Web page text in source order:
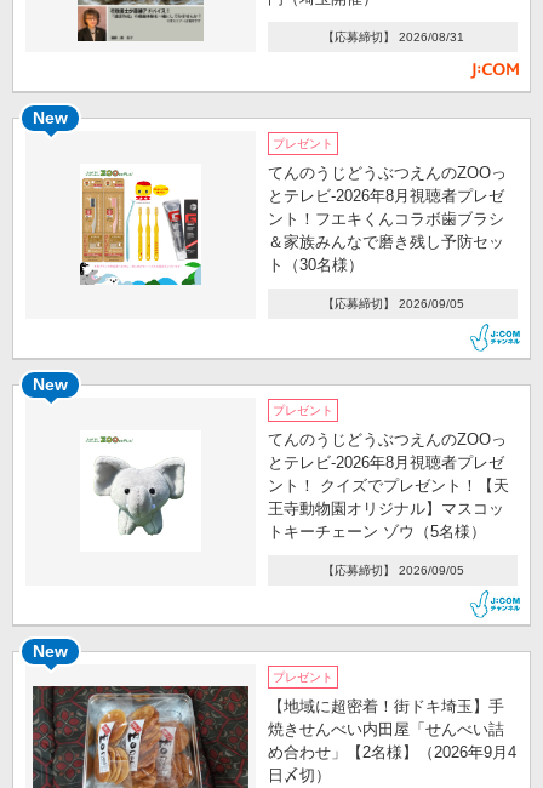
【応募締切】 2026/08/31
New
プレゼント
てんのうじどうぶつえんのZOOっ
とテレビ-2026年8月視聴者プレゼ
ント！フエキくんコラボ歯ブラシ
＆家族みんなで磨き残し予防セッ
ト（30名様）
【応募締切】 2026/09/05
New
プレゼント
てんのうじどうぶつえんのZOOっ
とテレビ-2026年8月視聴者プレゼ
ント！ クイズでプレゼント！【天
王寺動物園オリジナル】マスコッ
トキーチェーン ゾウ（5名様）
【応募締切】 2026/09/05
New
プレゼント
【地域に超密着！街ドキ埼玉】手
焼きせんべい内田屋「せんべい詰
め合わせ」【2名様】（2026年9月4
日〆切）